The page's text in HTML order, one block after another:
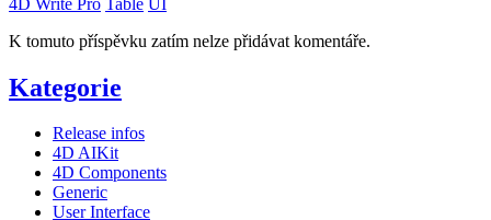
K tomuto příspěvku zatím nelze přidávat komentáře.
Kategorie
Release infos
4D AIKit
4D Components
Generic
User Interface